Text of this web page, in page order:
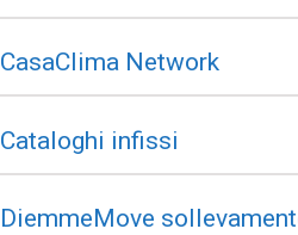
CasaClima Network
Cataloghi infissi
DiemmeMove